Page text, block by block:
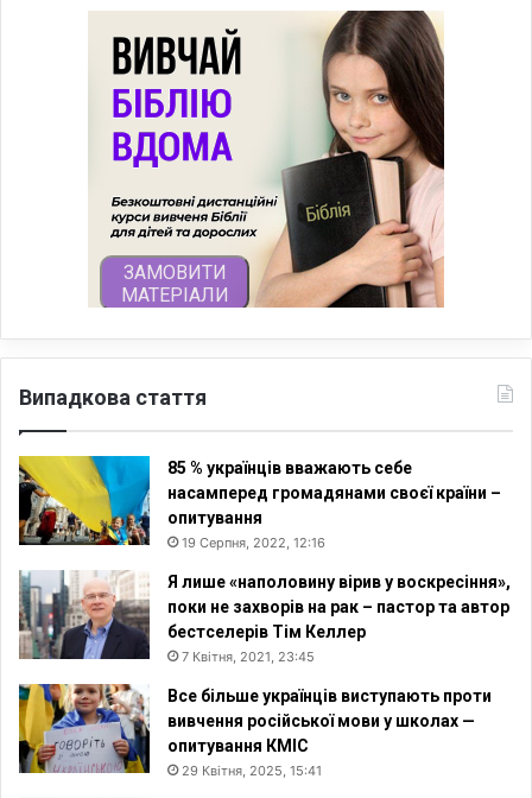
Випадкова стаття
85 % українців вважають себе
насамперед громадянами своєї країни –
опитування
19 Серпня, 2022, 12:16
Я лише «наполовину вірив у воскресіння»,
поки не захворів на рак – пастор та автор
бестселерів Тім Келлер
7 Квітня, 2021, 23:45
Все більше українців виступають проти
вивчення російської мови у школах —
опитування КМІС
29 Квітня, 2025, 15:41